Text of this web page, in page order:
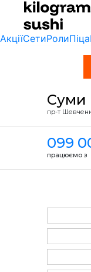
АкціїСетиРолиПіца
Суми
пр-т
099
працюємо з